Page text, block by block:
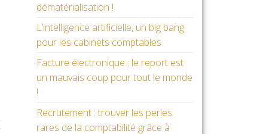
dématérialisation !
L’intelligence artificielle, un big bang
pour les cabinets comptables
Facture électronique : le report est
un mauvais coup pour tout le monde
!
Recrutement : trouver les perles
rares de la comptabilité grâce à